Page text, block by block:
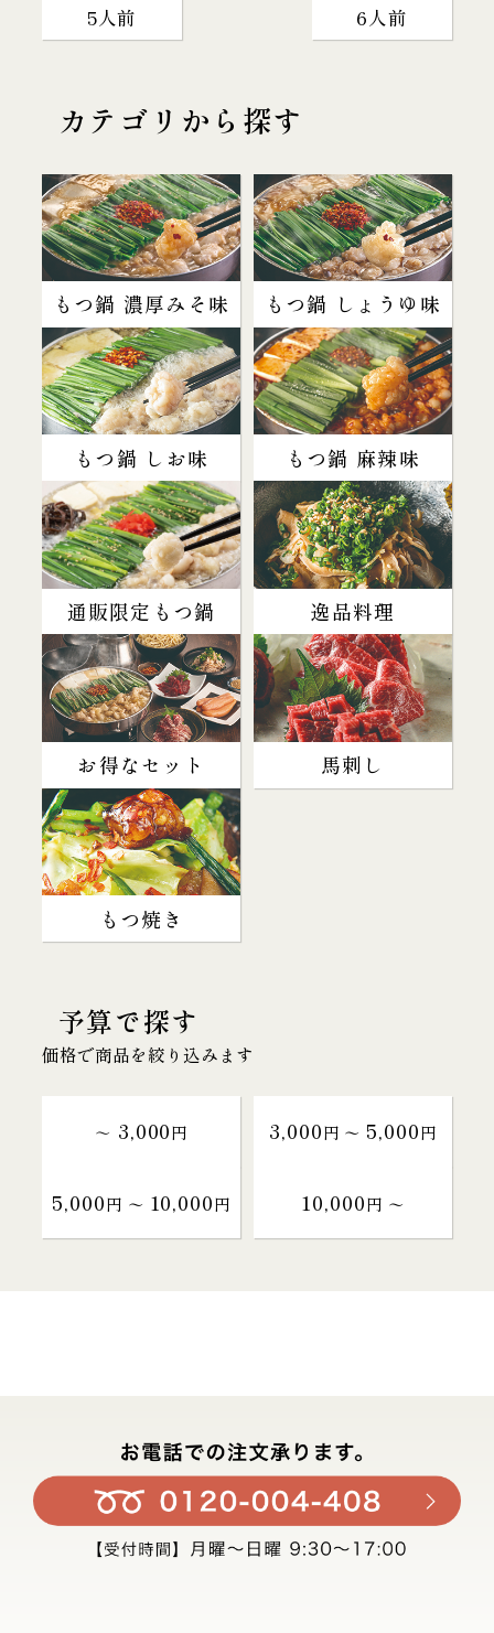
5人前 6人前
カテゴリから探す
もつ鍋 濃厚みそ味 もつ鍋 しょうゆ味
もつ鍋 しお味 もつ鍋 麻辣味
通販限定もつ鍋 逸品料理
お得なセット 馬刺し
もつ焼き
予算で探す
価格で商品を絞り込みます
～ 3,000円 3,000円 〜 5,000円
5,000円 〜 10,000円 10,000円 〜